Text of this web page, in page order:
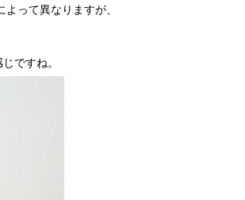
って異なりますが、
ですね。